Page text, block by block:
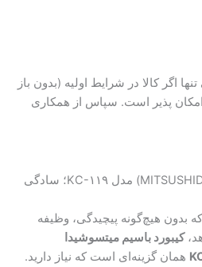
اگر کالا در شرایط اولیه (بدون باز
پذیر است. سپاس از همکاری
کیبورد باسیم میتسوشیدا (MITSUSHIDA) مدل KC-۱۱۹؛ سادگی
بدون هیچ‌گونه پیچیدگی، وظیفه
کیبورد باسیم میتسوشیدا
همان گزینه‌ای است که نیاز دارید.